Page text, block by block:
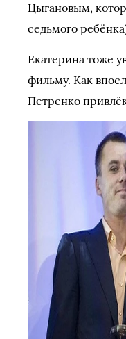
Цыгановым,
седьмого
Екатерина тоже
фильму. Как
Петренко